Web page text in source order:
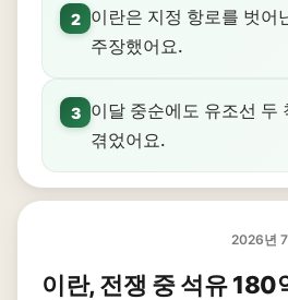
2
이란은 지정 항로를 벗어
주장했어요.
3
이달 중순에도 유조선 두
겪었어요.
2026년
이란, 전쟁 중 석유 180